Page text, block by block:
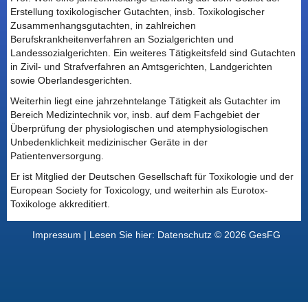
Erstellung toxikologischer Gutachten, insb. Toxikologischer
Zusammenhangsgutachten, in zahlreichen
Berufskrankheitenverfahren an Sozialgerichten und
Landessozialgerichten. Ein weiteres Tätigkeitsfeld sind Gutachten
in Zivil- und Strafverfahren an Amtsgerichten, Landgerichten
sowie Oberlandesgerichten.
Weiterhin liegt eine jahrzehntelange Tätigkeit als Gutachter im
Bereich Medizintechnik vor, insb. auf dem Fachgebiet der
Überprüfung der physiologischen und atemphysiologischen
Unbedenklichkeit medizinischer Geräte in der
Patientenversorgung.
Er ist Mitglied der Deutschen Gesellschaft für Toxikologie und der
European Society for Toxicology, und weiterhin als Eurotox-
Toxikologe akkreditiert.
Impressum | Lesen Sie hier: Datenschutz © 2026 GesFG